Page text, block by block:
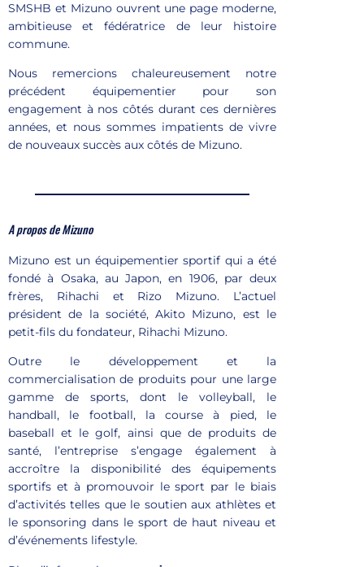
SMSHB et Mizuno ouvrent une page moderne,
ambitieuse et fédératrice de leur histoire
commune.
Nous remercions chaleureusement notre
précédent équipementier pour son
engagement à nos côtés durant ces dernières
années, et nous sommes impatients de vivre
de nouveaux succès aux côtés de Mizuno.
A propos de Mizuno
Mizuno est un équipementier sportif qui a été
fondé à Osaka, au Japon, en 1906, par deux
frères, Rihachi et Rizo Mizuno. L’actuel
président de la société, Akito Mizuno, est le
petit-fils du fondateur, Rihachi Mizuno.
Outre le développement et la
commercialisation de produits pour une large
gamme de sports, dont le volleyball, le
handball, le football, la course à pied, le
baseball et le golf, ainsi que de produits de
santé, l’entreprise s’engage également à
accroître la disponibilité des équipements
sportifs et à promouvoir le sport par le biais
d’activités telles que le soutien aux athlètes et
le sponsoring dans le sport de haut niveau et
d’événements lifestyle.